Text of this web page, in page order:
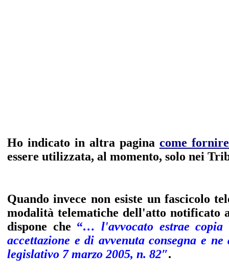
Ho indicato in altra pagina come
essere utilizzata, al momento, solo nei
Quando invece non esiste un fascicolo
modalità telematiche dell'atto notificato
dispone che “… l'avvocato estrae copia
accettazione e di avvenuta consegna e ne
legislativo 7 marzo 2005, n. 82″.